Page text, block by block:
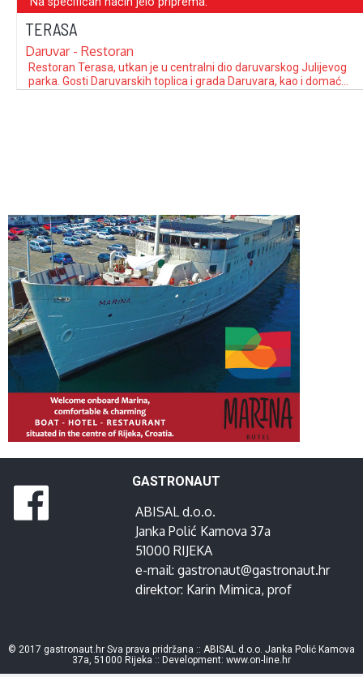
TERASA
Daruvar - Restoran
Restoran Terasa, utkan je u centralni dio daruvarskog Julijevog
parka. Gosti Daruvarskih toplica i grada Daruvara, kao i domaće
GASTRONAUT
ABISAL d.o.o.
Janka Polić Kamova 37a
51000 RIJEKA
e-mail: gastronaut@gastronaut.hr
direktor: Karin Mimica, prof
© 2017 gastronaut.hr Sva prava pridržana :: ABISAL d.o.o. Janka Polić Kamova
37a, 51000 Rijeka :: Development: www.on-line.hr